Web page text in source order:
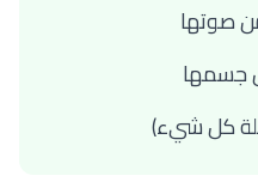
صوتها
كل شيء)